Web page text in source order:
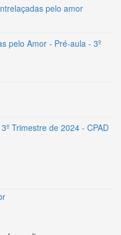
pelo amor
pelo Amor - Pré-aula - 3º
Trimestre de 2024 - CPAD